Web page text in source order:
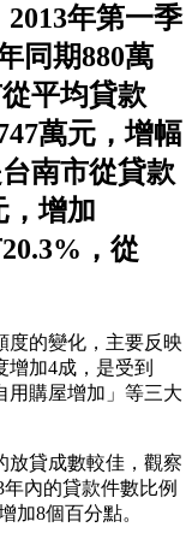
年第一季
同期880萬
平均貸款
萬元，增幅
南市從貸款
，增加
，從
度的變化，主要反映
加4成，是受到
用購屋增加」等三大
放貸成數較佳，觀察
內的貸款件數比例
加8個百分點。